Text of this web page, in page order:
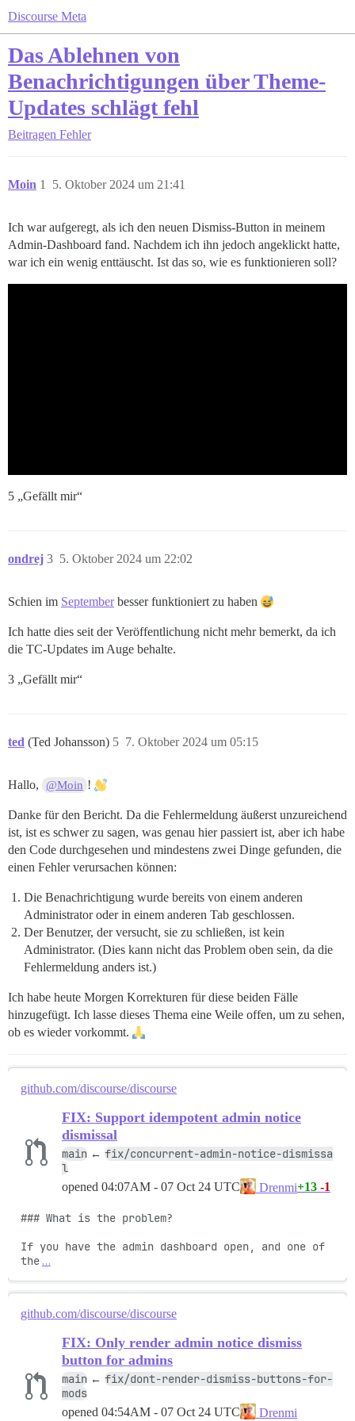
Discourse Meta
Das Ablehnen von
Benachrichtigungen über Theme-
Updates schlägt fehl
Beitragen Fehler
Moin 5. Oktober 2024 um 21:41
1
Ich war aufgeregt, als ich den neuen Dismiss-Button in meinem
Admin-Dashboard fand. Nachdem ich ihn jedoch angeklickt hatte,
war ich ein wenig enttäuscht. Ist das so, wie es funktionieren soll?
5 „Gefällt mir“
ondrej 5. Oktober 2024 um 22:02
3
Schien im Septemberbesser funktioniert zu haben
Ich hatte dies seit der Veröffentlichung nicht mehr bemerkt, da ich
die TC-Updates im Auge behalte.
3 „Gefällt mir“
ted (Ted Johansson) 7. Oktober 2024 um 05:15
5
Hallo, @Moin !
Danke für den Bericht. Da die Fehlermeldung äußerst unzureichend
ist, ist es schwer zu sagen, was genau hier passiert ist, aber ich habe
den Code durchgesehen und mindestens zwei Dinge gefunden, die
einen Fehler verursachen können:
Die Benachrichtigung wurde bereits von einem anderen
Administrator oder in einem anderen Tab geschlossen.
Der Benutzer, der versucht, sie zu schließen, ist kein
Administrator. (Dies kann nicht das Problem oben sein, da die
Fehlermeldung anders ist.)
Ich habe heute Morgen Korrekturen für diese beiden Fälle
hinzugefügt. Ich lasse dieses Thema eine Weile offen, um zu sehen,
ob es wieder vorkommt.
github.com/discourse/discourse
FIX: Support idempotent admin notice
dismissal
main ← fix/concurrent-admin-notice-dismissa
l
opened 04:07AM - 07 Oct 24 UTC Drenmi+13 -1
### What is the problem?
If you have the admin dashboard open, and one of
the …
github.com/discourse/discourse
FIX: Only render admin notice dismiss
button for admins
main ← fix/dont-render-dismiss-buttons-for-
mods
opened 04:54AM - 07 Oct 24 UTC Drenmi